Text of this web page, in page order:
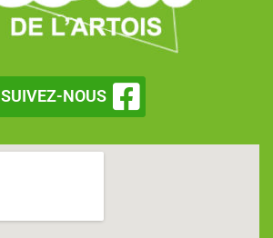
SUIVEZ-NOUS